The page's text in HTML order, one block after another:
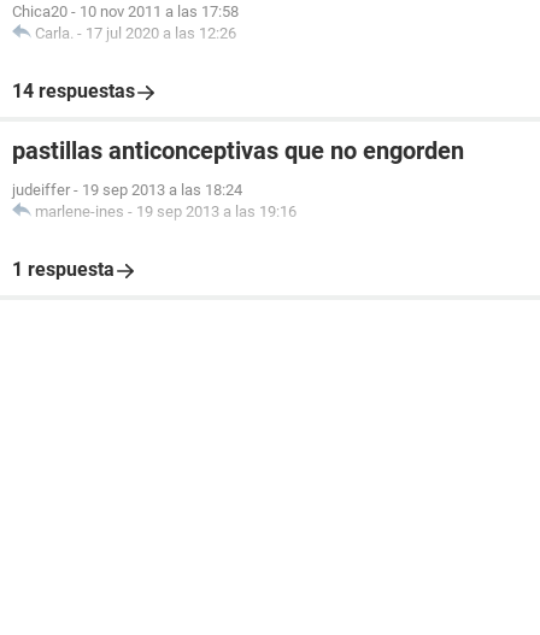
Chica20 - 10 nov 2011 a las 17:58
Carla. - 17 jul 2020 a las 12:26
14 respuestas
pastillas anticonceptivas que no engorden
judeiffer - 19 sep 2013 a las 18:24
marlene-ines - 19 sep 2013 a las 19:16
1 respuesta